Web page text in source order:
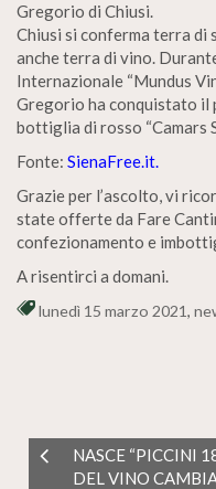
Gregorio di Chiusi.
Chiusi si conferma terra di
anche terra di vino.
Internazionale “Mundus
Gregorio ha conquistato il
bottiglia di rosso “Camars
Fonte: SienaFree.it.
Grazie per l’ascolto, vi
state offerte da Fare
confezionamento e
A risentirci a domani.
lunedì 15 marzo 2021,
NASCE “PICCINI
DEL VINO